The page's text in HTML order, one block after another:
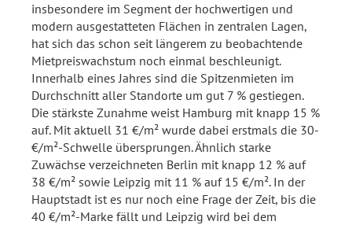
insbesondere im Segment der hochwertigen und
modern ausgestatteten Flächen in zentralen Lagen,
hat sich das schon seit längerem zu beobachtende
Mietpreiswachstum noch einmal beschleunigt.
Innerhalb eines Jahres sind die Spitzenmieten im
Durchschnitt aller Standorte um gut 7 % gestiegen.
Die stärkste Zunahme weist Hamburg mit knapp 15 %
auf. Mit aktuell 31 €/m² wurde dabei erstmals die 30-
€/m²-Schwelle übersprungen. Ähnlich starke
Zuwächse verzeichneten Berlin mit knapp 12 % auf
38 €/m² sowie Leipzig mit 11 % auf 15 €/m². In der
Hauptstadt ist es nur noch eine Frage der Zeit, bis die
40 €/m²-Marke fällt und Leipzig wird bei dem